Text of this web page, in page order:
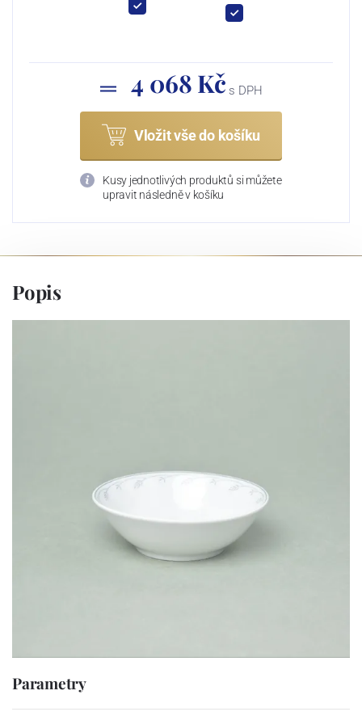
4 068 Kč s DPH
Vložit vše do košíku
Kusy jednotlivých produktů si můžete
upravit následně v košíku
Popis
Parametry